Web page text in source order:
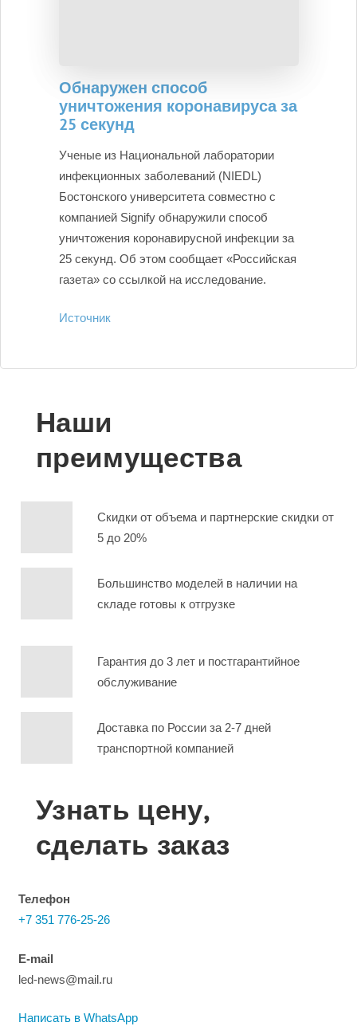
Обнаружен способ
уничтожения коронавируса за
25 секунд
Ученые из Национальной лаборатории
инфекционных заболеваний (NIEDL)
Бостонского университета совместно с
компанией Signify обнаружили способ
уничтожения коронавирусной инфекции за
25 секунд. Об этом сообщает «Российская
газета» со ссылкой на исследование.
Источник
Наши
преимущества
Скидки от объема и партнерские скидки от
5 до 20%
Большинство моделей в наличии на
складе готовы к отгрузке
Гарантия до 3 лет и постгарантийное
обслуживание
Доставка по России за 2-7 дней
транспортной компанией
Узнать цену,
сделать заказ
Телефон
+7 351 776-25-26
E-mail
led-news@mail.ru
Написать в WhatsApp